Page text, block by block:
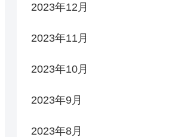
2023年12月
2023年11月
2023年10月
2023年9月
2023年8月